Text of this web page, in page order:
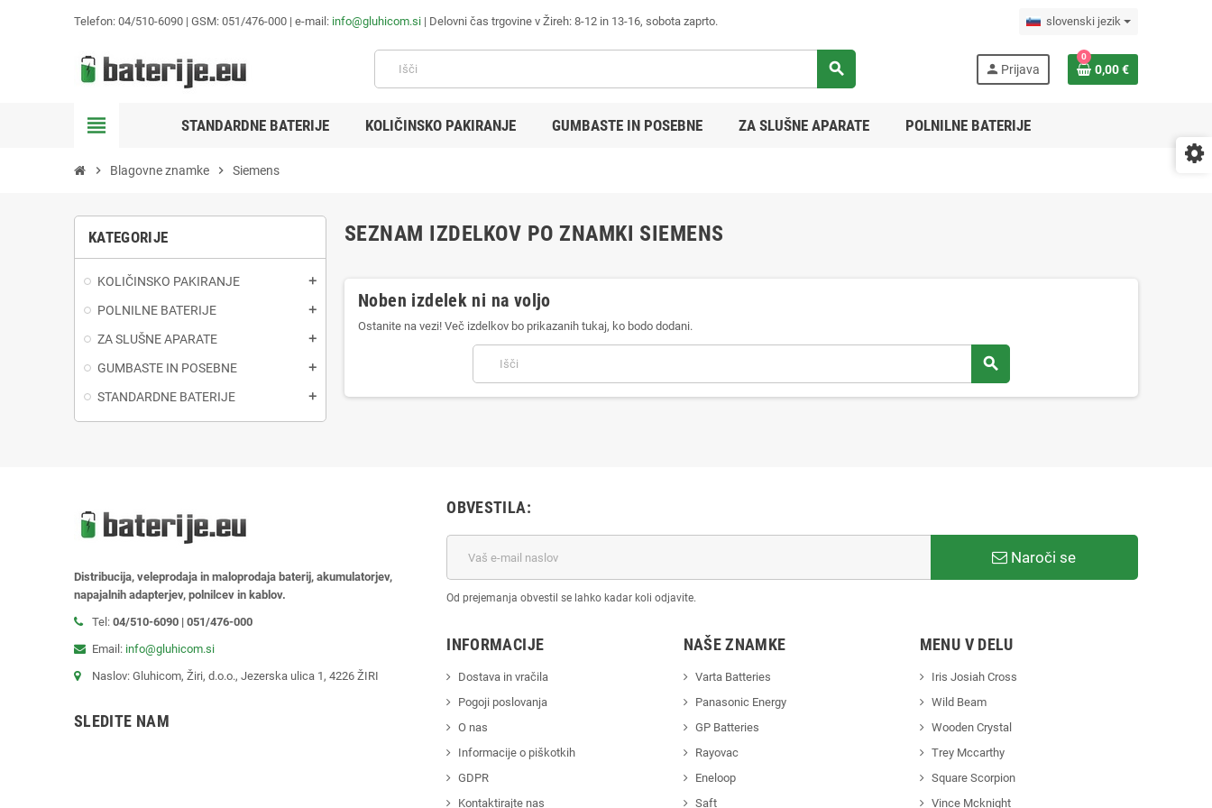
Telefon: 04/510-6090 | GSM: 051/476-000 | e-mail: info@gluhicom.si | Delovni čas trgovine v Žireh: 8-12 in 13-16, sobota zaprto. slovenski jezik
search person Prijava
0
0,00 €
view_headline STANDARDNE BATERIJE KOLIČINSKO PAKIRANJE GUMBASTE IN POSEBNE ZA SLUŠNE APARATE POLNILNE BATERIJE
chevron_right Blagovne znamke chevron_right Siemens
KATEGORIJE
KOLIČINSKO PAKIRANJE add
POLNILNE BATERIJE add
ZA SLUŠNE APARATE add
GUMBASTE IN POSEBNE add
STANDARDNE BATERIJE add
SEZNAM IZDELKOV PO ZNAMKI SIEMENS
Noben izdelek ni na voljo
Ostanite na vezi! Več izdelkov bo prikazanih tukaj, ko bodo dodani.
search
Distribucija, veleprodaja in maloprodaja baterij, akumulatorjev,
napajalnih adapterjev, polnilcev in kablov.
Tel: 04/510-6090 | 051/476-000
Email: info@gluhicom.si
Naslov: Gluhicom, Žiri, d.o.o., Jezerska ulica 1, 4226 ŽIRI
SLEDITE NAM
OBVESTILA:
Naroči se
Od prejemanja obvestil se lahko kadar koli odjavite.
INFORMACIJE
Dostava in vračila
Pogoji poslovanja
O nas
Informacije o piškotkih
GDPR
Kontaktirajte nas
NAŠE ZNAMKE
Varta Batteries
Panasonic Energy
GP Batteries
Rayovac
Eneloop
Saft
MENU V DELU
Iris Josiah Cross
Wild Beam
Wooden Crystal
Trey Mccarthy
Square Scorpion
Vince Mcknight